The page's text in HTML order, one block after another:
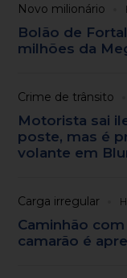
Novo milionário
Bolão de
milhões da
Crime de trânsito
Motorista sai
poste, mas é
volante em
Carga irregular
Caminhão
camarão é